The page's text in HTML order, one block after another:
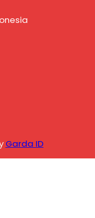
Garda ID